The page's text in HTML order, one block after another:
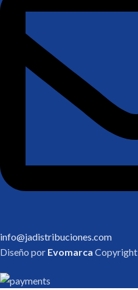
info@jadistribuciones.com
Diseño por Evomarca Copyright